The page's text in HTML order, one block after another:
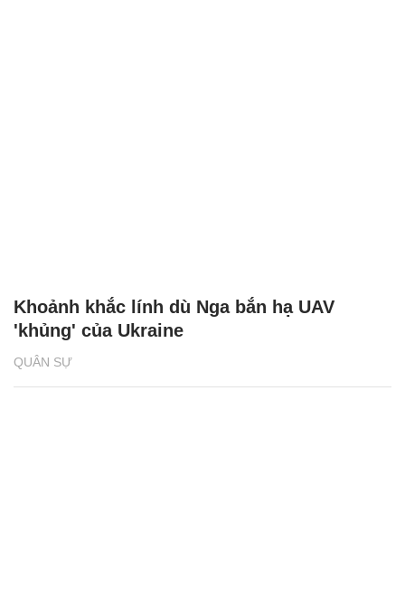
QUÂN SỰ
Khoảnh khắc lính dù Nga bắn hạ UAV
'khủng' của Ukraine